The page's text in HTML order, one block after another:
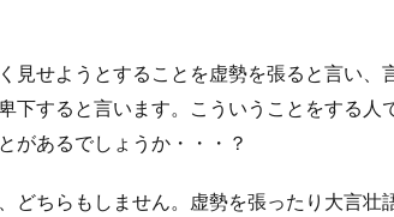
見せようとすることを虚勢を張ると言い、
下すると言います。こういうことをする人
があるでしょうか・・・？
どちらもしません。虚勢を張ったり大言壮